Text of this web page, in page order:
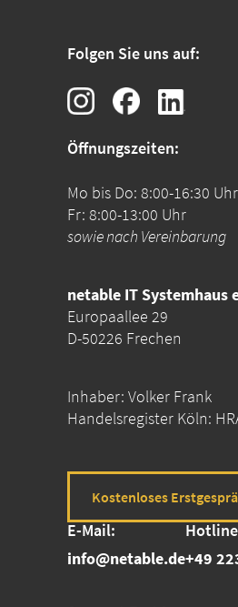
Folgen Sie uns auf:
Öffnungszeiten:
Mo bis Do: 8:00-16:30 Uhr
Fr: 8:00-13:00 Uhr
sowie nach Vereinbarung
netable IT Systemhaus
Europaallee 29
D-50226 Frechen
Inhaber: Volker Frank
Handelsregister Köln:
Kostenloses
E-Mail:
info@netable.de+49